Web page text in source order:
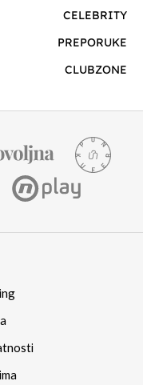
CELEBRITY
PREPORUKE
CLUBZONE